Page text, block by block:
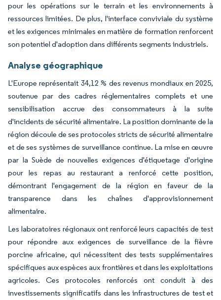
pour les opérations sur le terrain et les environnements à
ressources limitées. De plus, l'interface conviviale du système
et les exigences minimales en matière de formation renforcent
son potentiel d'adoption dans différents segments industriels.
Analyse géographique
L'Europe représentait 34,12 % des revenus mondiaux en 2025,
soutenue par des cadres réglementaires complets et une
sensibilisation accrue des consommateurs à la suite
d'incidents de sécurité alimentaire. La position dominante de la
région découle de ses protocoles stricts de sécurité alimentaire
et de ses systèmes de surveillance continue. La mise en œuvre
par la Suède de nouvelles exigences d'étiquetage d'origine
pour les repas au restaurant a renforcé cette position,
démontrant l'engagement de la région en faveur de la
transparence dans les chaînes d'approvisionnement
alimentaire.
Les laboratoires régionaux ont renforcé leurs capacités de test
pour répondre aux exigences de surveillance de la fièvre
porcine africaine, qui nécessitent des tests supplémentaires
spécifiques aux espèces aux frontières et dans les exploitations
agricoles. Ces protocoles renforcés ont conduit à des
investissements significatifs dans les infrastructures de test et